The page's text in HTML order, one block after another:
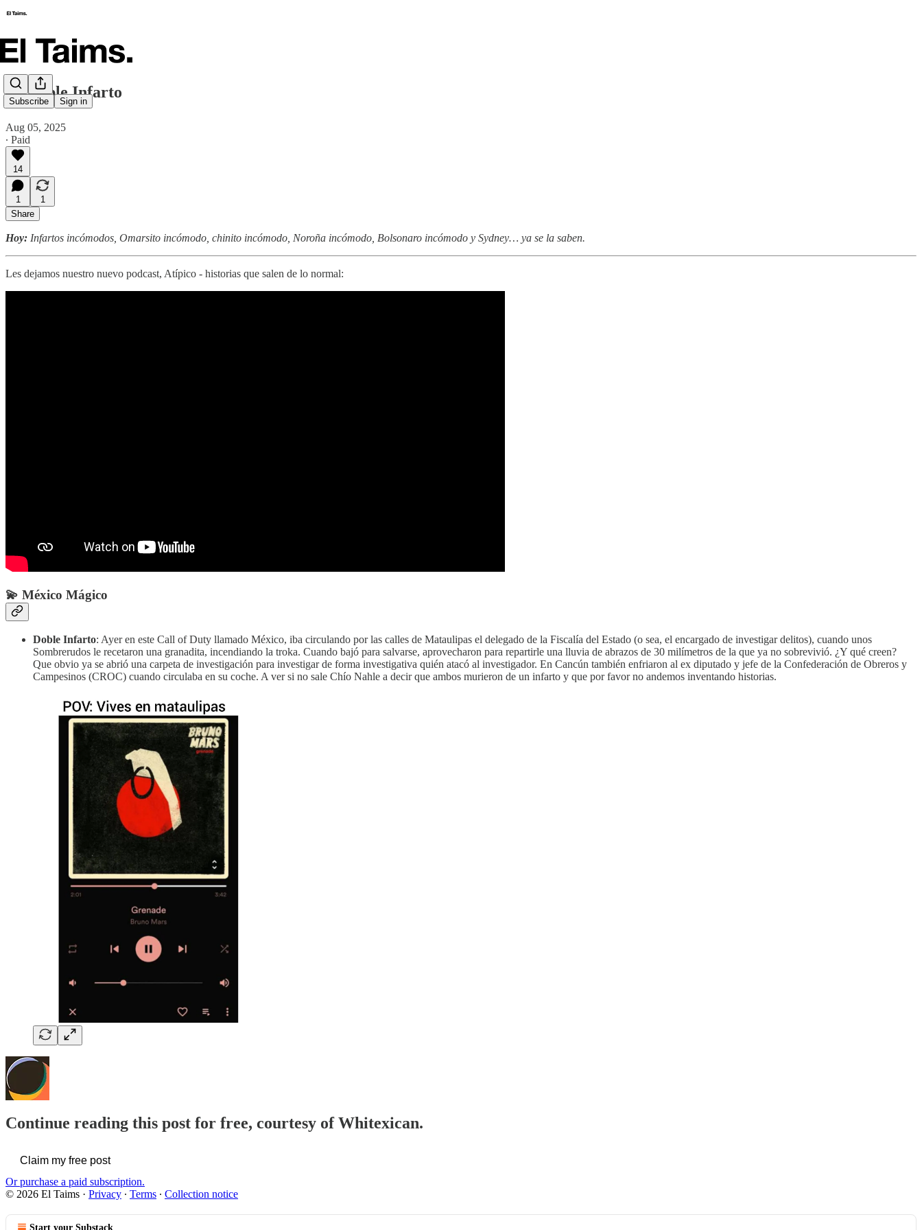
Subscribe Sign in
🗞️ Doble Infarto
Aug 05, 2025
∙ Paid
14
1
1
Share
Hoy: Infartos incómodos, Omarsito incómodo, chinito incómodo, Noroña incómodo, Bolsonaro incómodo y Sydney… ya se la saben.
Les dejamos nuestro nuevo podcast, Atípico - historias que salen de lo normal:
💫 México Mágico
Doble Infarto: Ayer en este Call of Duty llamado México, iba circulando por las calles de Mataulipas el delegado de la Fiscalía del Estado (o sea, el encargado de investigar delitos), cuando unos
Sombrerudos le recetaron una granadita, incendiando la troka. Cuando bajó para salvarse, aprovecharon para repartirle una lluvia de abrazos de 30 milímetros de la que ya no sobrevivió. ¿Y qué creen?
Que obvio ya se abrió una carpeta de investigación para investigar de forma investigativa quién atacó al investigador. En Cancún también enfriaron al ex diputado y jefe de la Confederación de Obreros y
Campesinos (CROC) cuando circulaba en su coche. A ver si no sale Chío Nahle a decir que ambos murieron de un infarto y que por favor no andemos inventando historias.
Continue reading this post for free, courtesy of Whitexican.
Claim my free post
Or purchase a paid subscription.
© 2026 El Taims · Privacy ∙ Terms ∙ Collection notice
Start your Substack